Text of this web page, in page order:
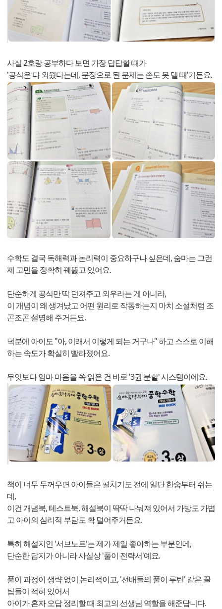
사실 2호랑 공부하다 보면 가장 답답할 때가
'공식은 다 외웠다는데, 문장으로 된 문제는 손도 못 댈 때'거든요.
수학도 결국 독해력과 논리력이 중요하구나 싶은데, 숨마는 그런
제 고민을 정확히 꿰뚫고 있어요.
단순하게 공식만 딱 던져주고 외우라는 게 아니라,
이 개념이 왜 생겨났고 어떤 원리로 작동하는지 마치 소설처럼 조
곤조곤 설명해 주거든요.
덕분에 아이도 "아, 이래서 이렇게 되는 거구나" 하고 스스로 이해
하는 속도가 확실히 빨라졌어요.
무엇보다 엄마 마음을 쏙 읽은 건 바로 '3권 분할' 시스템이에요.
책이 너무 두꺼우면 아이들은 펼치기도 전에 일단 한숨부터 쉬는
데,
이건 개념북, 테스트북, 해설북이 딱딱 나눠져 있어서 가방도 가볍
고 아이의 심리적 부담도 확 덜어주거든요.
특히 해설지인 '서브노트'는 제가 제일 좋아하는 부분인데,
단순한 답지가 아니라 사실상 '풀이 전략서'예요.
풀이 과정이 생략 없이 논리적이고, '선배들의 풀이 루틴' 같은 꿀
팁들이 적혀 있어서
아이가 혼자 오답 정리할 때 최고의 선생님 역할을 해준답니다.